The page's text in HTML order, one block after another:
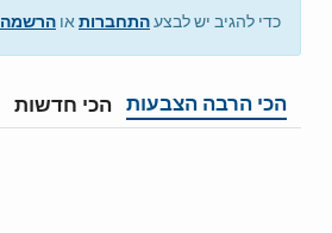
כדי להגיב יש לבצעהתחברותאו הרשמה
הכי הרבה הצבעות הכי חדשות